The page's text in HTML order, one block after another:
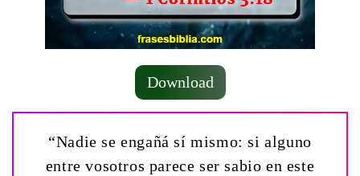
Download
“Nadie se engañá sí mismo: si alguno
entre vosotros parece ser sabio en este